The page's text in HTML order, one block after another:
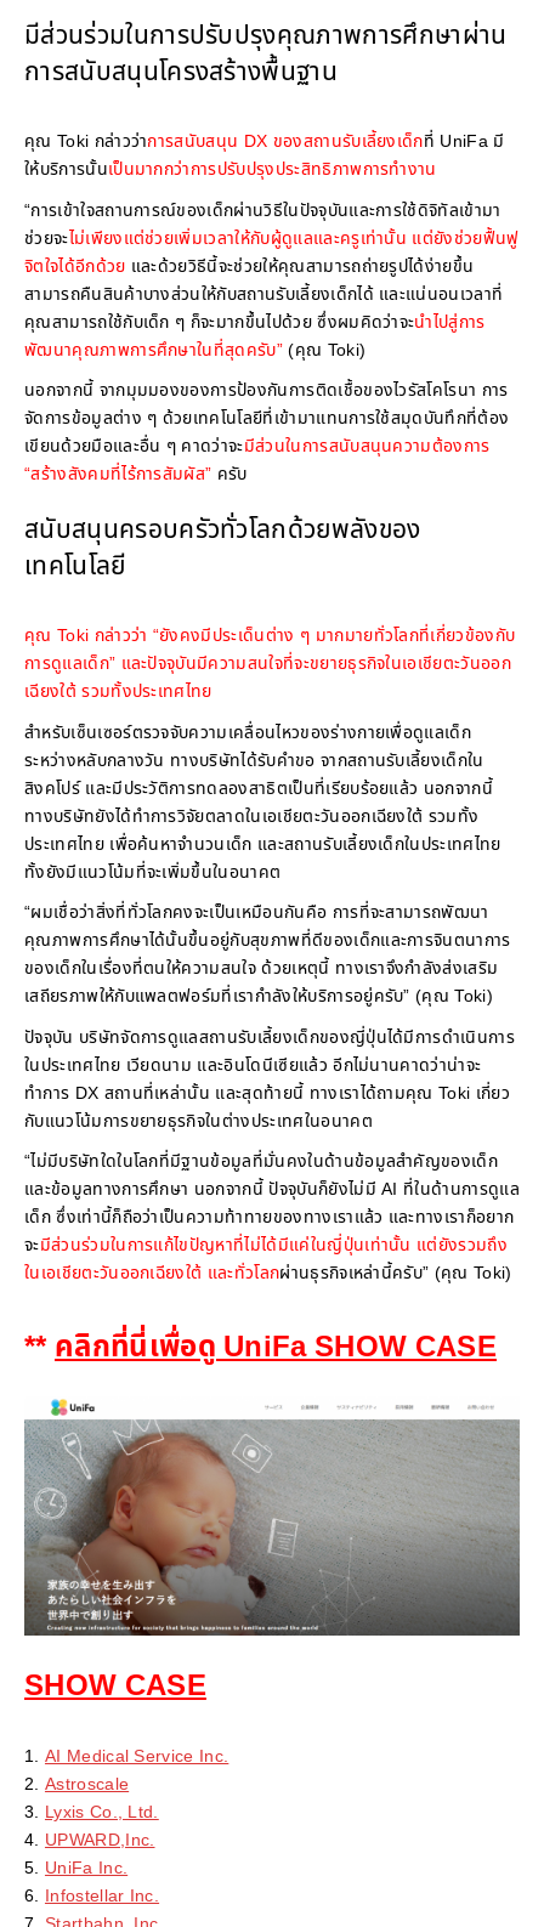
มีส่วนร่วมในการปรับปรุงคุณภาพการศึกษาผ่าน
การสนับสนุนโครงสร้างพื้นฐาน
คุณ Toki กล่าวว่าการสนับสนุน DX ของสถานรับเลี้ยงเด็กที่ UniFa มี
ให้บริการนั้นเป็นมากกว่าการปรับปรุงประสิทธิภาพการทำงาน
“การเข้าใจสถานการณ์ของเด็กผ่านวิธีในปัจจุบันและการใช้ดิจิทัลเข้ามา
ช่วยจะไม่เพียงแต่ช่วยเพิ่มเวลาให้กับผู้ดูแลและครูเท่านั้น แต่ยังช่วยฟื้นฟู
จิตใจได้อีกด้วย และด้วยวิธีนี้จะช่วยให้คุณสามารถถ่ายรูปได้ง่ายขึ้น
สามารถคืนสินค้าบางส่วนให้กับสถานรับเลี้ยงเด็กได้ และแน่นอนเวลาที่
คุณสามารถใช้กับเด็ก ๆ ก็จะมากขึ้นไปด้วย ซึ่งผมคิดว่าจะนำไปสู่การ
พัฒนาคุณภาพการศึกษาในที่สุดครับ”(คุณ Toki)
นอกจากนี้ จากมุมมองของการป้องกันการติดเชื้อของไวรัสโคโรนา การ
จัดการข้อมูลต่าง ๆ ด้วยเทคโนโลยีที่เข้ามาแทนการใช้สมุดบันทึกที่ต้อง
เขียนด้วยมือและอื่น ๆ คาดว่าจะมีส่วนในการสนับสนุนความต้องการ
“สร้างสังคมที่ไร้การสัมผัส” ครับ
สนับสนุนครอบครัวทั่วโลกด้วยพลังของ
เทคโนโลยี
คุณ Toki กล่าวว่า “ยังคงมีประเด็นต่าง ๆ มากมายทั่วโลกที่เกี่ยวข้องกับ
การดูแลเด็ก” และปัจจุบันมีความสนใจที่จะขยายธุรกิจในเอเชียตะวันออก
เฉียงใต้ รวมทั้งประเทศไทย
สำหรับเซ็นเซอร์ตรวจจับความเคลื่อนไหวของร่างกายเพื่อดูแลเด็ก
ระหว่างหลับกลางวัน ทางบริษัทได้รับคำขอ จากสถานรับเลี้ยงเด็กใน
สิงคโปร์ และมีประวัติการทดลองสาธิตเป็นที่เรียบร้อยแล้ว นอกจากนี้
ทางบริษัทยังได้ทำการวิจัยตลาดในเอเชียตะวันออกเฉียงใต้ รวมทั้ง
ประเทศไทย เพื่อค้นหาจำนวนเด็ก และสถานรับเลี้ยงเด็กในประเทศไทย
ทั้งยังมีแนวโน้มที่จะเพิ่มขึ้นในอนาคต
“ผมเชื่อว่าสิ่งที่ทั่วโลกคงจะเป็นเหมือนกันคือ การที่จะสามารถพัฒนา
คุณภาพการศึกษาได้นั้นขึ้นอยู่กับสุขภาพที่ดีของเด็กและการจินตนาการ
ของเด็กในเรื่องที่ตนให้ความสนใจ ด้วยเหตุนี้ ทางเราจึงกำลังส่งเสริม
เสถียรภาพให้กับแพลตฟอร์มที่เรากำลังให้บริการอยู่ครับ” (คุณ Toki)
ปัจจุบัน บริษัทจัดการดูแลสถานรับเลี้ยงเด็กของญี่ปุ่นได้มีการดำเนินการ
ในประเทศไทย เวียดนาม และอินโดนีเซียแล้ว อีกไม่นานคาดว่าน่าจะ
ทำการ DX สถานที่เหล่านั้น และสุดท้ายนี้ ทางเราได้ถามคุณ Toki เกี่ยว
กับแนวโน้มการขยายธุรกิจในต่างประเทศในอนาคต
“ไม่มีบริษัทใดในโลกที่มีฐานข้อมูลที่มั่นคงในด้านข้อมูลสำคัญของเด็ก
และข้อมูลทางการศึกษา นอกจากนี้ ปัจจุบันก็ยังไม่มี AI ที่ในด้านการดูแล
เด็ก ซึ่งเท่านี้ก็ถือว่าเป็นความท้าทายของทางเราแล้ว และทางเราก็อยาก
จะมีส่วนร่วมในการแก้ไขปัญหาที่ไม่ได้มีแค่ในญี่ปุ่นเท่านั้น แต่ยังรวมถึง
ในเอเชียตะวันออกเฉียงใต้ และทั่วโลกผ่านธุรกิจเหล่านี้ครับ” (คุณ Toki)
**คลิกที่นี่เพื่อดู UniFa SHOW CASE
SHOW CASE
AI Medical Service Inc.
Astroscale
Lyxis Co., Ltd.
UPWARD,Inc.
UniFa Inc.
Infostellar Inc.